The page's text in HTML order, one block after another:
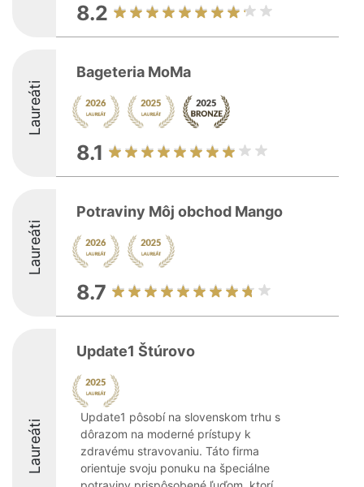
8.2
Laureáti
Bageteria MoMa
8.1
Laureáti
Potraviny Môj obchod Mango
8.7
Laureáti
Update1 Štúrovo
Update1 pôsobí na slovenskom trhu s
dôrazom na moderné prístupy k
zdravému stravovaniu. Táto firma
orientuje svoju ponuku na špeciálne